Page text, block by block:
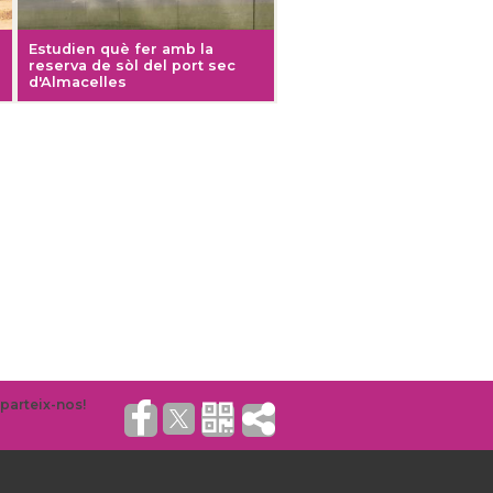
Estudien què fer amb la
reserva de sòl del port sec
d'Almacelles